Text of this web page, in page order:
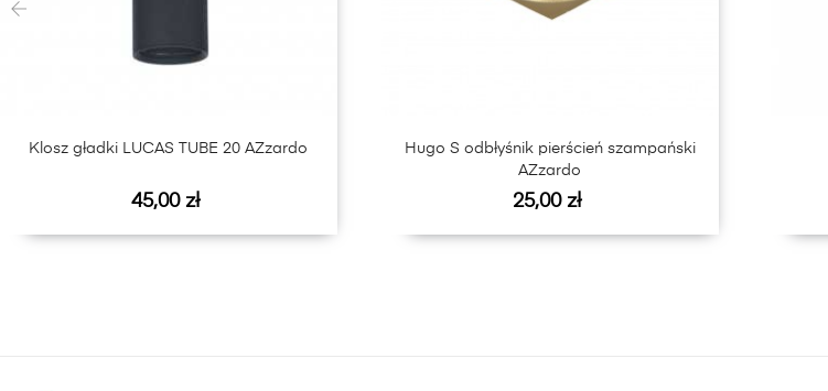
Klosz gładki LUCAS TUBE 20 AZzardo
Cena
45,00 zł
Hugo S odbłyśnik pierścień szampański
AZzardo
Cena
25,00 zł